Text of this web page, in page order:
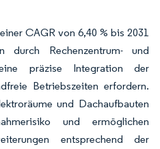
CAGR von 6,40 % bis 2031
durch Rechenzentrum- und
präzise Integration der
Betriebszeiten erfordern.
und Dachaufbauten
und ermöglichen
entsprechend der